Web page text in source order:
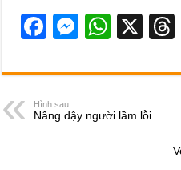
F
c
e
b
M
ss
n
W
at
s
A
X
Hình sau
Nâng dậy người lầm lỗi